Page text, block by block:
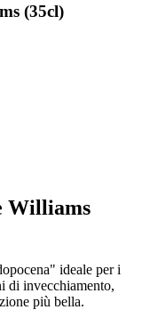
(35cl)
Williams
ideale per i
di invecchiamento,
più bella.